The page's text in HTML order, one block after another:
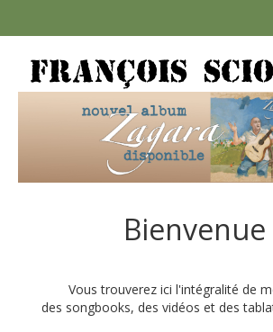
Bienvenue
Vous trouverez ici l'intégralité de
des songbooks, des vidéos et des